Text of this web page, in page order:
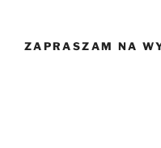
ZAPRASZAM NA